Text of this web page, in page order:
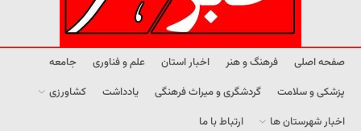
صفحه اصلی فرهنگ و هنر اخبار استان علم و فناوری
جامعه
پزشکی و سلامت
گردشگری و میراث فرهنگی یادداشت
کشاورزی
اخبار شهرستان ها
ارتباط با ما